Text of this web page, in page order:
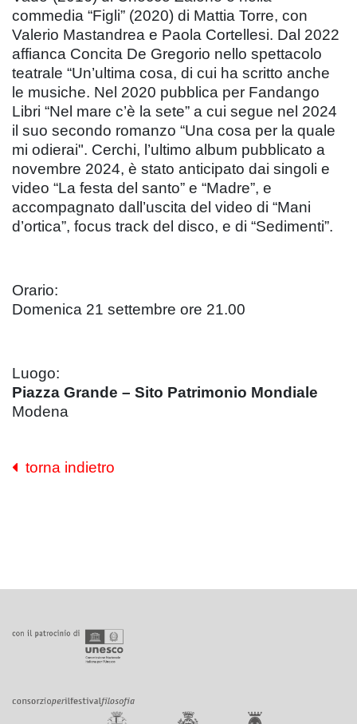
commedia “Figli” (2020) di Mattia Torre, con
Valerio Mastandrea e Paola Cortellesi. Dal 2022
affianca Concita De Gregorio nello spettacolo
teatrale “Un’ultima cosa, di cui ha scritto anche
le musiche. Nel 2020 pubblica per Fandango
Libri “Nel mare c’è la sete” a cui segue nel 2024
il suo secondo romanzo “Una cosa per la quale
mi odierai". Cerchi, l’ultimo album pubblicato a
novembre 2024, è stato anticipato dai singoli e
video “La festa del santo” e “Madre”, e
accompagnato dall’uscita del video di “Mani
d’ortica”, focus track del disco, e di “Sedimenti”.
Orario:
Domenica 21 settembre ore 21.00
Luogo:
Piazza Grande – Sito Patrimonio Mondiale
Modena
torna indietro